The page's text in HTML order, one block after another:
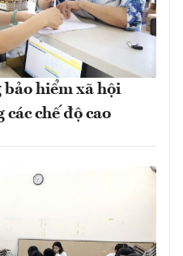
hiểm xã hội
chế độ cao